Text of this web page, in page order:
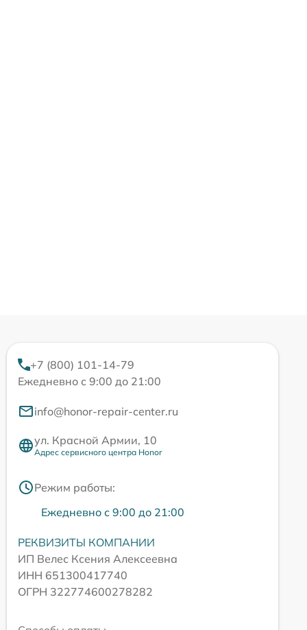
+7 (800) 101-14-79
Ежедневно с 9:00 до 21:00
info@honor-repair-center.ru
ул. Красной Армии, 10
Адрес сервисного центра Honor
Режим работы:
Ежедневно с 9:00 до 21:00
РЕКВИЗИТЫ КОМПАНИИ
ИП Велес Ксения Алексеевна
ИНН 651300417740
ОГРН 322774600278282